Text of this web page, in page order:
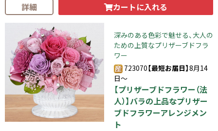
詳細 カートに入れる
深みのある色彩で魅せる、大人の
ための上質なプリザーブドフラ
ワー
723070【最短お届日】8月14
日～
【プリザーブドフラワー（法
人）】バラの上品なプリザー
ブドフラワーアレンジメン
ト